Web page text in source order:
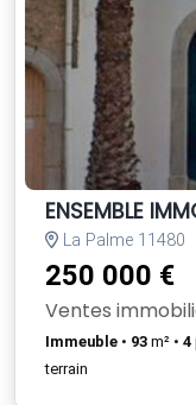
ENSEMBLE
La Palme 11480
250 000 €
Ventes
Immeuble • 93 m² • 4
terrain